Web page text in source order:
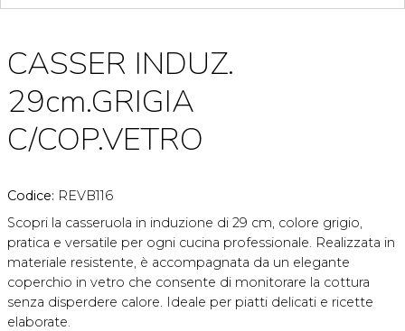
CASSER INDUZ.
29cm.GRIGIA
C/COP.VETRO
Codice: REVB116
Scopri la casseruola in induzione di 29 cm, colore grigio,
pratica e versatile per ogni cucina professionale. Realizzata in
materiale resistente, è accompagnata da un elegante
coperchio in vetro che consente di monitorare la cottura
senza disperdere calore. Ideale per piatti delicati e ricette
elaborate.